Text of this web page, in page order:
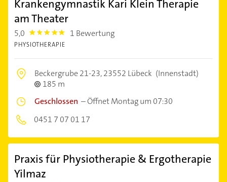
Krankengymnastik Kari Klein Therapie
am Theater
5,0 5.0 1 Bewertung
PHYSIOTHERAPIE
Beckergrube 21-23,23552 Lübeck (Innenstadt)
185 m
Geschlossen –Öffnet Montag um 07:30
0451 7 07 01 17
Praxis für Physiotherapie & Ergotherapie
Yilmaz